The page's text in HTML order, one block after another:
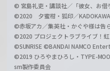
© 宮島礼吏・講談社／「彼女、お借
©2020 夕蜜柑・狐印／
©赤坂アカ／集英社・かぐや様は告
©2020 プロジェクトラブライブ！
©SUNRISE ©BANDAI NAMCO
©2019 ひろやまひろし・TYPE-
sm製作委員会